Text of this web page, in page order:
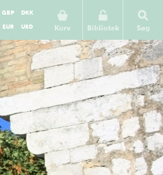
Kurv
GBP
DKK
EUR
USD Bibliotek Søg